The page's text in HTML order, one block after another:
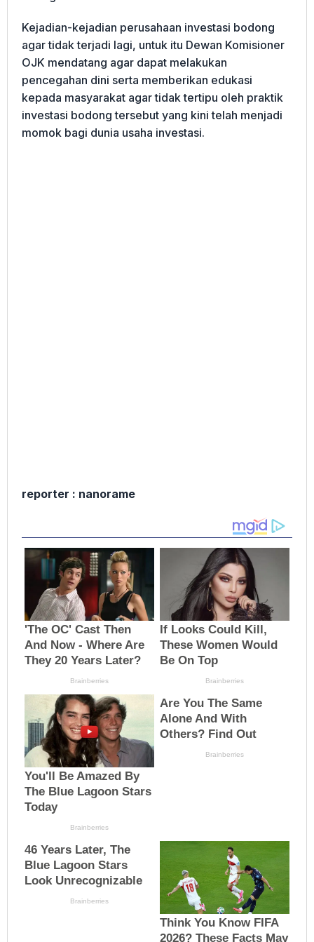
Kejadian-kejadian perusahaan investasi bodong
agar tidak terjadi lagi, untuk itu Dewan Komisioner
OJK mendatang agar dapat melakukan
pencegahan dini serta memberikan edukasi
kepada masyarakat agar tidak tertipu oleh praktik
investasi bodong tersebut yang kini telah menjadi
momok bagi dunia usaha investasi.
reporter : nanorame